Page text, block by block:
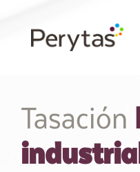
Tasación